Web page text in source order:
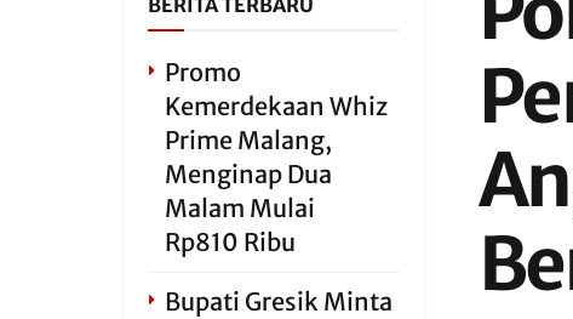
BERITA TERBARU
Promo
Kemerdekaan Whiz
Prime Malang,
Menginap Dua
Malam Mulai
Rp810 Ribu
Bupati Gresik Minta